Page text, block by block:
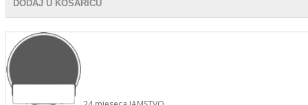
DODAJ U KOŠARICU